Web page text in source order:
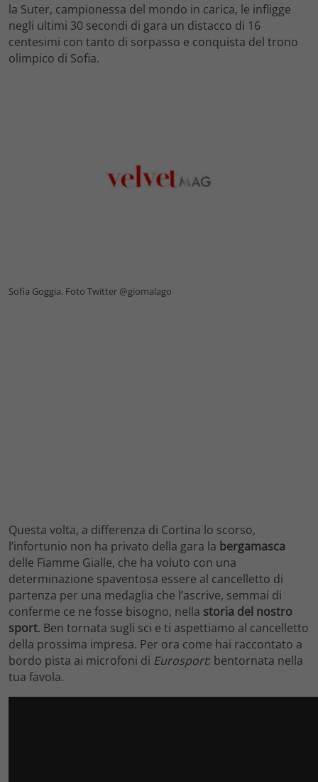
la Suter, campionessa del mondo in carica, le infligge
negli ultimi 30 secondi di gara un distacco di 16
centesimi con tanto di sorpasso e conquista del trono
olimpico di Sofia.
Sofia Goggia. Foto Twitter @giomalago
Questa volta, a differenza di Cortina lo scorso,
l’infortunio non ha privato della gara la bergamasca
delle Fiamme Gialle, che ha voluto con una
determinazione spaventosa essere al cancelletto di
partenza per una medaglia che l’ascrive, semmai di
conferme ce ne fosse bisogno, nella storia del nostro
sport. Ben tornata sugli sci e ti aspettiamo al cancelletto
della prossima impresa. Per ora come hai raccontato a
bordo pista ai microfoni di Eurosport: bentornata nella
tua favola.